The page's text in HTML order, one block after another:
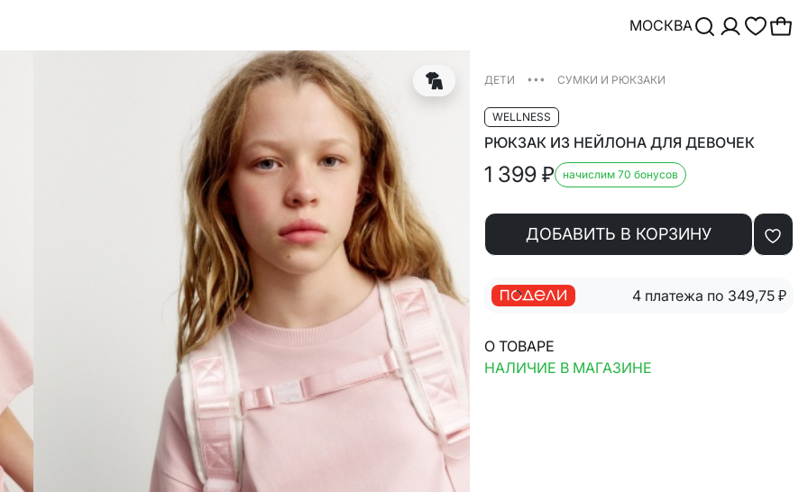
МОСКВА
ДЕТИ ••• СУМКИ И РЮКЗАКИ
WELLNESS
РЮКЗАК ИЗ НЕЙЛОНА ДЛЯ ДЕВОЧЕК
1 399 ₽ начислим 70 бонусов
ДОБАВИТЬ В КОРЗИНУ
4 платежа по 349,75 ₽
О ТОВАРЕ
НАЛИЧИЕ В МАГАЗИНЕ